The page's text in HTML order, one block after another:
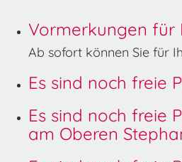
Vormerkungen für
Ab sofort können Sie für
Es sind noch freie
Es sind noch freie
am Oberen